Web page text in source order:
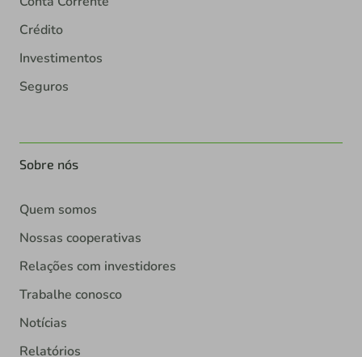
Crédito
Investimentos
Seguros
Sobre nós
Quem somos
Nossas cooperativas
Relações com investidores
Trabalhe conosco
Notícias
Relatórios